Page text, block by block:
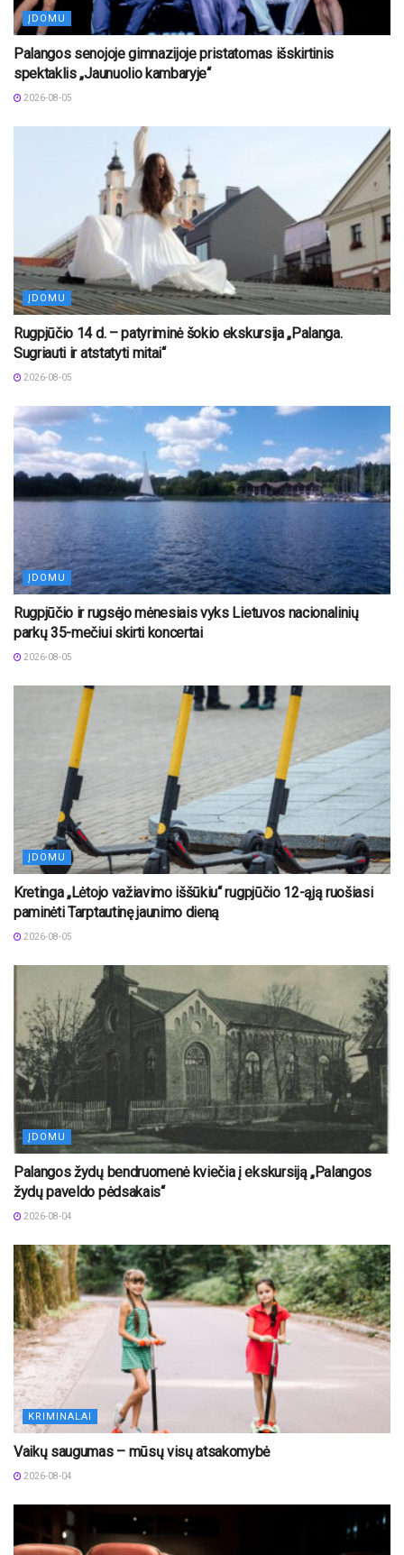
ĮDOMU
Palangos senojoje gimnazijoje pristatomas išskirtinis
spektaklis „Jaunuolio kambaryje“
2026-08-05
ĮDOMU
Rugpjūčio 14 d. – patyriminė šokio ekskursija „Palanga.
Sugriauti ir atstatyti mitai“
2026-08-05
ĮDOMU
Rugpjūčio ir rugsėjo mėnesiais vyks Lietuvos nacionalinių
parkų 35-mečiui skirti koncertai
2026-08-05
ĮDOMU
Kretinga „Lėtojo važiavimo iššūkiu“ rugpjūčio 12-ąją ruošiasi
paminėti Tarptautinę jaunimo dieną
2026-08-05
ĮDOMU
Palangos žydų bendruomenė kviečia į ekskursiją „Palangos
žydų paveldo pėdsakais“
2026-08-04
KRIMINALAI
Vaikų saugumas – mūsų visų atsakomybė
2026-08-04